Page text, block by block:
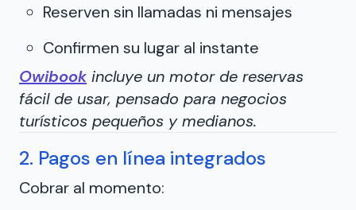
Reserven sin llamadas ni mensajes
Confirmen su lugar al instante
Owibook incluye un motor de reservas
fácil de usar, pensado para negocios
turísticos pequeños y medianos.
2. Pagos en línea integrados
Cobrar al momento: